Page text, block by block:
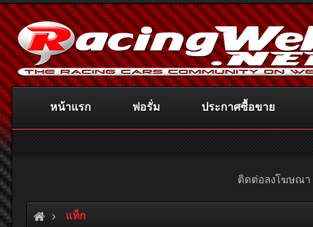
ติดต่อลงโฆษณา
แท็ก
หน้าแรก ฟอรั่ม ประกาศซื้อขาย